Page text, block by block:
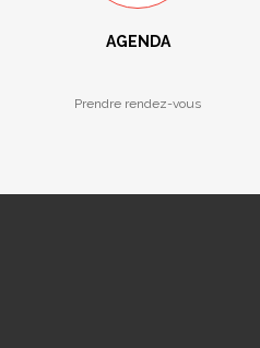
AGENDA
Prendre rendez-vous